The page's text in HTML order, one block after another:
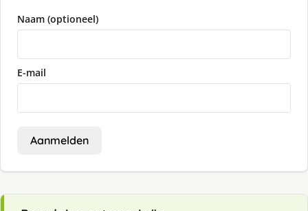
Naam (optioneel)
E-mail
Aanmelden